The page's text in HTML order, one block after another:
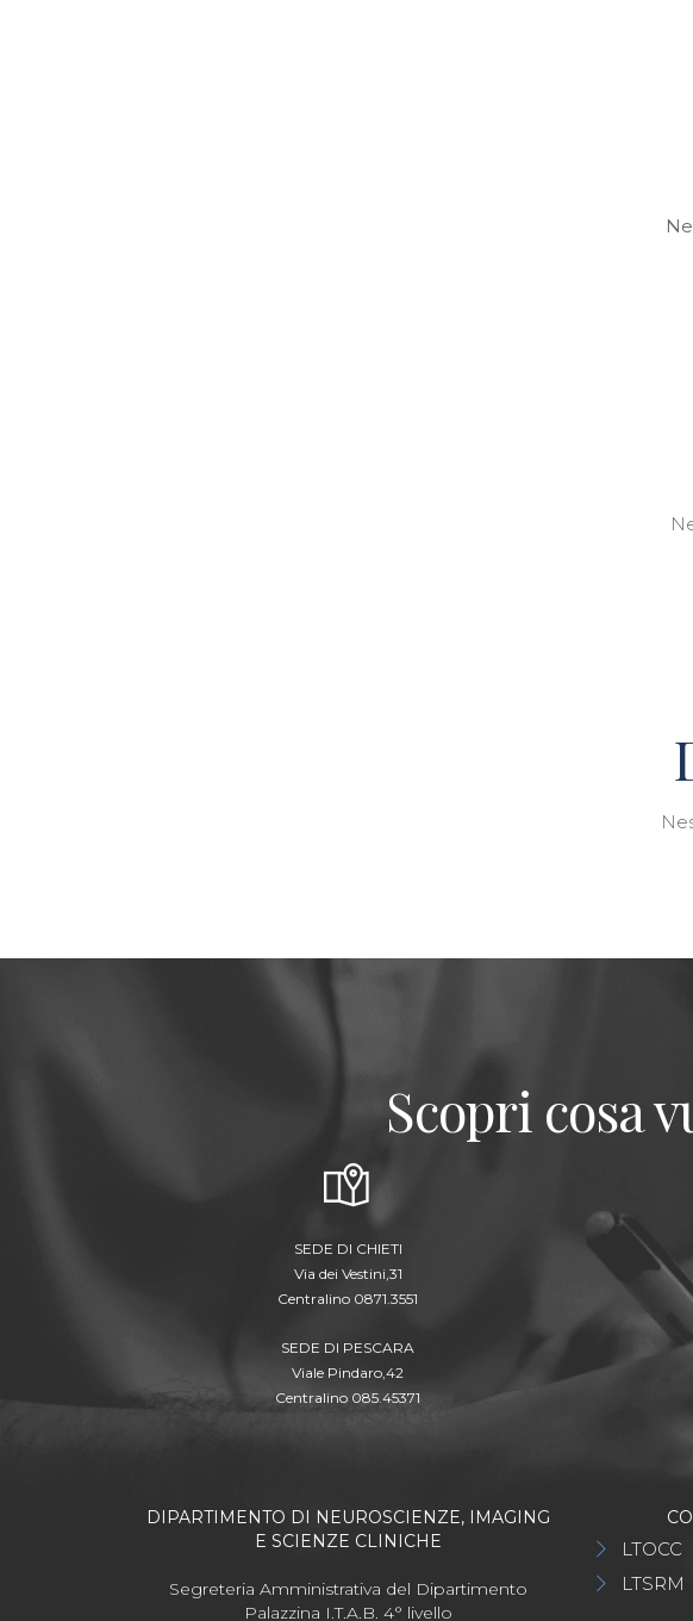
Scopri cosa
SEDE DI CHIETI
Via dei Vestini,31
Centralino 0871.3551
SEDE DI PESCARA
Viale Pindaro,42
Centralino 085.45371
DIPARTIMENTO DI NEUROSCIENZE, IMAGING
E SCIENZE CLINICHE
Segreteria Amministrativa del Dipartimento
Palazzina I.T.A.B. 4° livello
LTOCC
LTSRM